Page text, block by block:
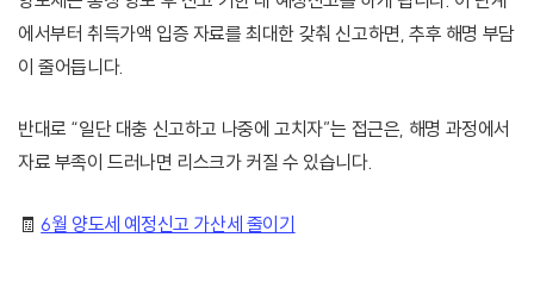
에서부터 취득가액 입증 자료를 최대한 갖춰 신고하면, 추후 해명 부담
이 줄어듭니다.
반대로 “일단 대충 신고하고 나중에 고치자”는 접근은, 해명 과정에서
자료 부족이 드러나면 리스크가 커질 수 있습니다.
🧾6월 양도세 예정신고 가산세 줄이기